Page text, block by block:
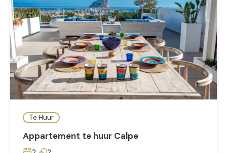
Te Huur
Appartement te huur Calpe